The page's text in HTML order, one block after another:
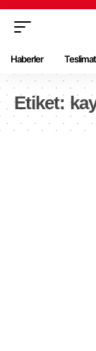
Haberler
Etiket: